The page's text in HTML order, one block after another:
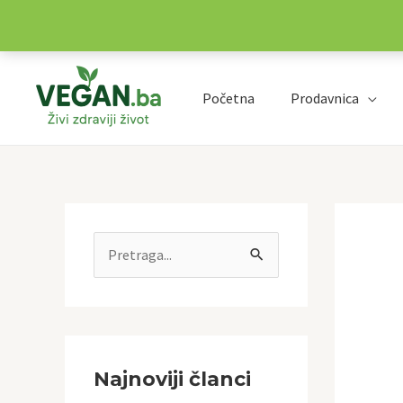
sadržaj
Početna Prodavnica
rNajnoviji članci